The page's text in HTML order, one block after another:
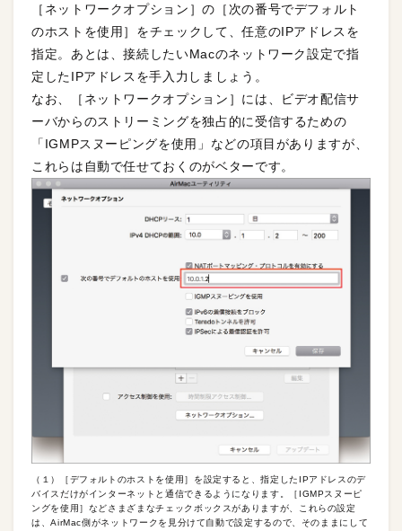
［ネットワークオプション］の［次の番号でデフォルト
のホストを使用］をチェックして、任意のIPアドレスを
指定。あとは、接続したいMacのネットワーク設定で指
定したIPアドレスを手入力しましょう。
なお、［ネットワークオプション］には、ビデオ配信サ
ーバからのストリーミングを独占的に受信するための
「IGMPスヌーピングを使用」などの項目がありますが、
これらは自動で任せておくのがベターです。
（１）［デフォルトのホストを使用］を設定すると、指定したIPアドレスのデ
バイスだけがインターネットと通信できるようになります。［IGMPスヌーピ
ングを使用］などさまざまなチェックボックスがありますが、これらの設定
は、AirMac側がネットワークを見分けて自動で設定するので、そのままにして